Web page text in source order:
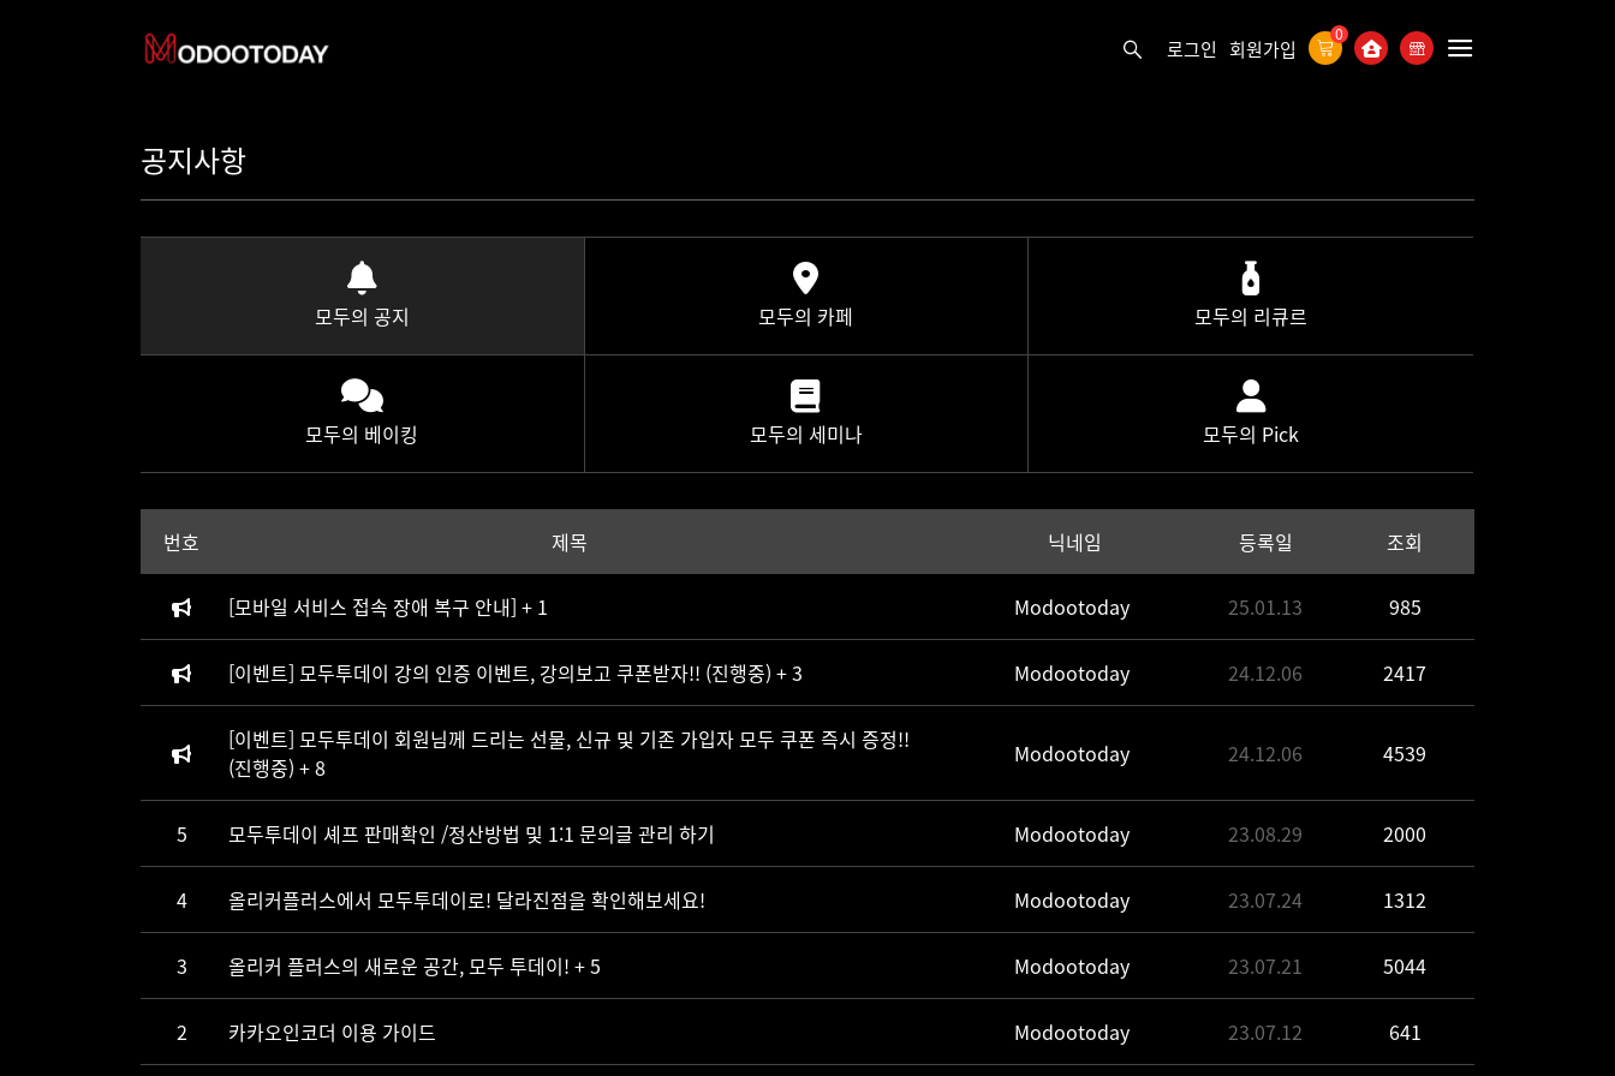
로그인 회원가입
0
공지사항
모두의 공지 모두의 카페 모두의 리큐르
모두의 베이킹 모두의 세미나 모두의 Pick
번호 제목 닉네임 등록일 조회
[모바일 서비스 접속 장애 복구 안내] + 1 Modootoday 25.01.13 985
[이벤트] 모두투데이 강의 인증 이벤트, 강의보고 쿠폰받자!! (진행중) + 3 Modootoday 24.12.06 2417
[이벤트] 모두투데이 회원님께 드리는 선물, 신규 및 기존 가입자 모두 쿠폰 즉시 증정!!
(진행중) + 8 Modootoday 24.12.06 4539
5 모두투데이 셰프 판매확인 /정산방법 및 1:1 문의글 관리 하기 Modootoday 23.08.29 2000
4 올리커플러스에서 모두투데이로! 달라진점을 확인해보세요! Modootoday 23.07.24 1312
3 올리커 플러스의 새로운 공간, 모두 투데이! + 5 Modootoday 23.07.21 5044
2 카카오인코더 이용 가이드 Modootoday 23.07.12 641